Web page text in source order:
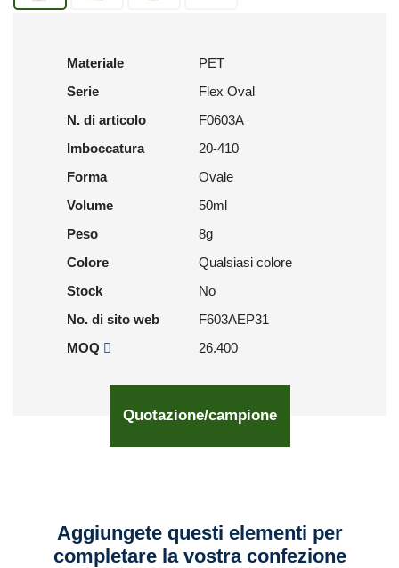
Materiale
PET
Serie
Flex Oval
N. di articolo
F0603A
Imboccatura
20-410
Forma
Ovale
Volume
50ml
Peso
8g
Colore
Qualsiasi colore
Stock
No
No. di sito web
F603AEP31
MOQ
26.400
Quotazione/campione
Aggiungete questi elementi per
completare la vostra confezione